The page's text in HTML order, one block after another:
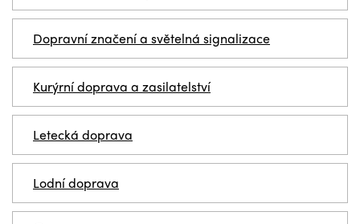
Dopravní značení a světelná signalizace
Kurýrní doprava a zasilatelství
Letecká doprava
Lodní doprava